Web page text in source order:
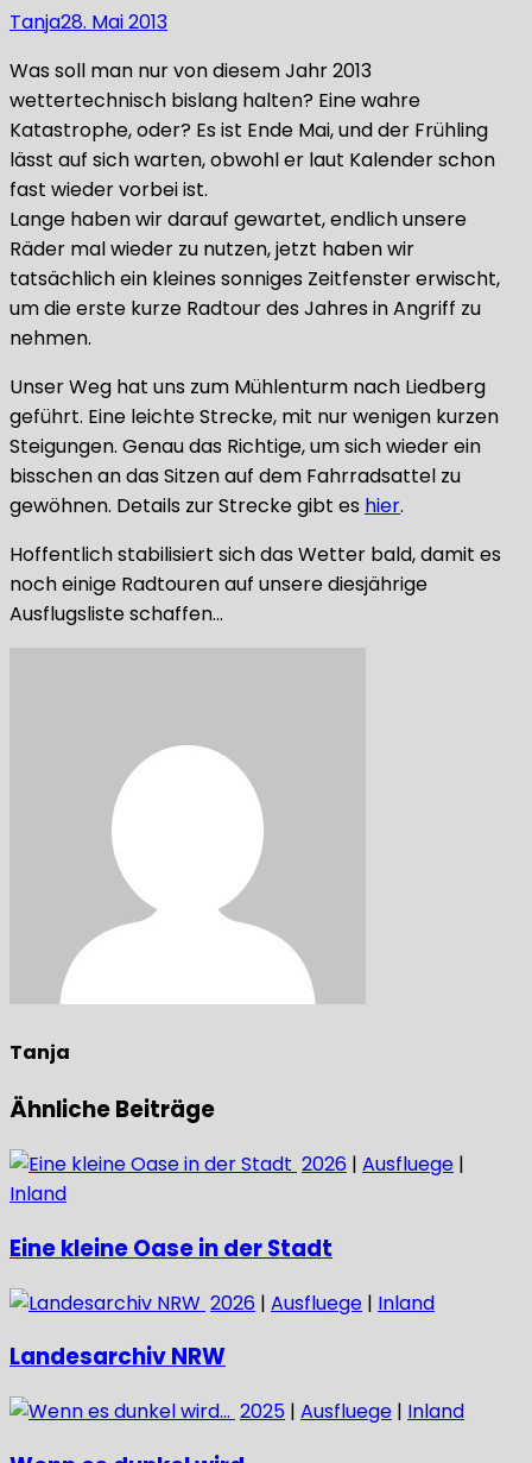
Tanja28. Mai 2013
Was soll man nur von diesem Jahr 2013
wettertechnisch bislang halten? Eine wahre
Katastrophe, oder? Es ist Ende Mai, und der Frühling
lässt auf sich warten, obwohl er laut Kalender schon
fast wieder vorbei ist.
Lange haben wir darauf gewartet, endlich unsere
Räder mal wieder zu nutzen, jetzt haben wir
tatsächlich ein kleines sonniges Zeitfenster erwischt,
um die erste kurze Radtour des Jahres in Angriff zu
nehmen.
Unser Weg hat uns zum Mühlenturm nach Liedberg
geführt. Eine leichte Strecke, mit nur wenigen kurzen
Steigungen. Genau das Richtige, um sich wieder ein
bisschen an das Sitzen auf dem Fahrradsattel zu
gewöhnen. Details zur Strecke gibt es hier.
Hoffentlich stabilisiert sich das Wetter bald, damit es
noch einige Radtouren auf unsere diesjährige
Ausflugsliste schaffen…
Tanja
Ähnliche Beiträge
2026 | Ausfluege |
Inland
Eine kleine Oase in der Stadt
2026 | Ausfluege | Inland
Landesarchiv NRW
2025 | Ausfluege | Inland